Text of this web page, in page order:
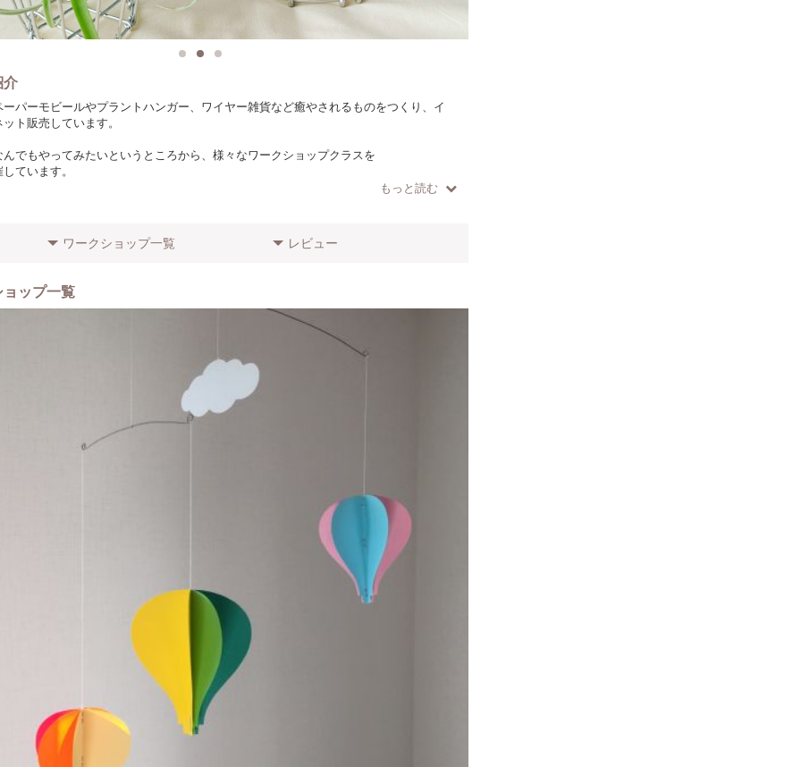
介
ーパーモビールやプラントハンガー、ワイヤー雑貨など癒やされるものをつくり、イ
ト販売しています。
んでもやってみたいというところから、様々なワークショップクラスを
ています。
もっと読む
ワークショップ一覧 レビュー
ョップ一覧